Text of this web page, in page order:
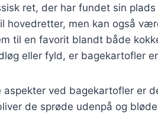
ret, der har fundet sin
hovedretter, men kan også
til en favorit blandt både
eller fyld, er bagekartofler
ved bagekartofler er
de sprøde udenpå og